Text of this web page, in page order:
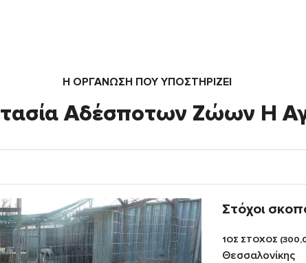
Η ΟΡΓΆΝΩΣΗ ΠΟΥ ΥΠΟΣΤΗΡΙΖΕΙ
Αδέσποτων Ζώων Η
Στόχοι
1ΟΣ ΣΤΟΧΟΣ
Θεσσαλονίκης